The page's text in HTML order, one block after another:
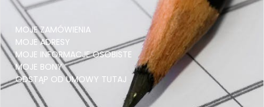
NOŻYKI I OSTRZA
PRZEDZIAŁ DŁUGOŚCI 700-799
Pocztex Kurier L 650x400x420
ZABEZPIECZENIA DO PALET NIE PIĘTROWAĆ
TEKTURA FALISTA
MOJE ZAMÓWIENIA
MOJE ADRESY
MOJE INFORMACJE OSOBISTE
MOJE BONY
ODSTĄP OD UMOWY TUTAJ